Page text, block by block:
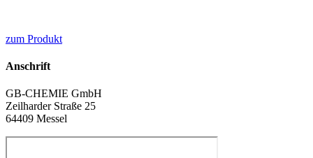
zum Produkt
Anschrift
GB-CHEMIE GmbH
Zeilharder Straße 25
64409 Messel